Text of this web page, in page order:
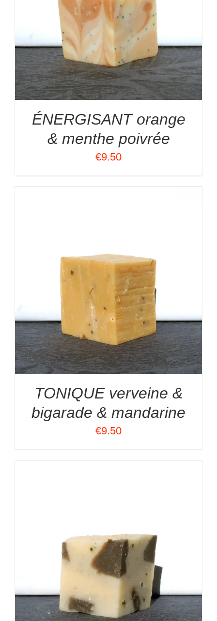
ÉNERGISANT orange
& menthe poivrée
€9.50
TONIQUE verveine &
bigarade & mandarine
€9.50